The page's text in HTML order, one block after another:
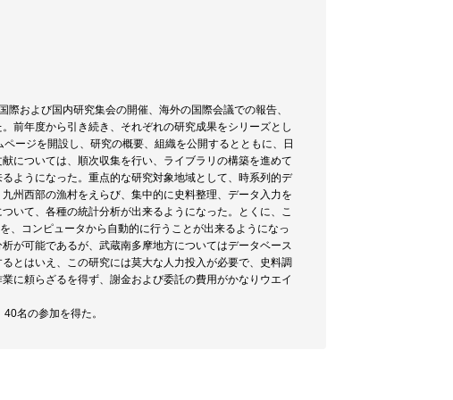
および国内研究集会の開催、海外の国際会議での報告、
前年度から引き続き、それぞれの研究成果をシリーズとし
ージを開設し、研究の概要、組織を公開するとともに、日
については、順次収集を行い、ライブラリの構築を進めて
ようになった。重点的な研究対象地域として、時系列的デ
州西部の漁村をえらび、集中的に史料整理、データ入力を
いて、各種の統計分析が出来るようになった。とくに、こ
、コンピュータから自動的に行うことが出来るようになっ
が可能であるが、武蔵南多摩地方についてはデータベース
とはいえ、この研究には莫大な人力投入が必要で、史料調
に頼らざるを得ず、謝金および委託の費用がかなりウエイ
名の参加を得た。